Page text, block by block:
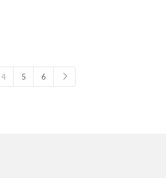
4 5 6